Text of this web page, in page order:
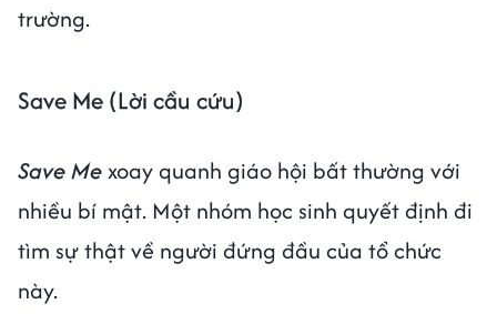
trường.
Save Me (Lời cầu cứu)
Save Mexoay quanh giáo hội bất thường với
nhiều bí mật. Một nhóm học sinh quyết định đi
tìm sự thật về người đứng đầu của tổ chức
này.